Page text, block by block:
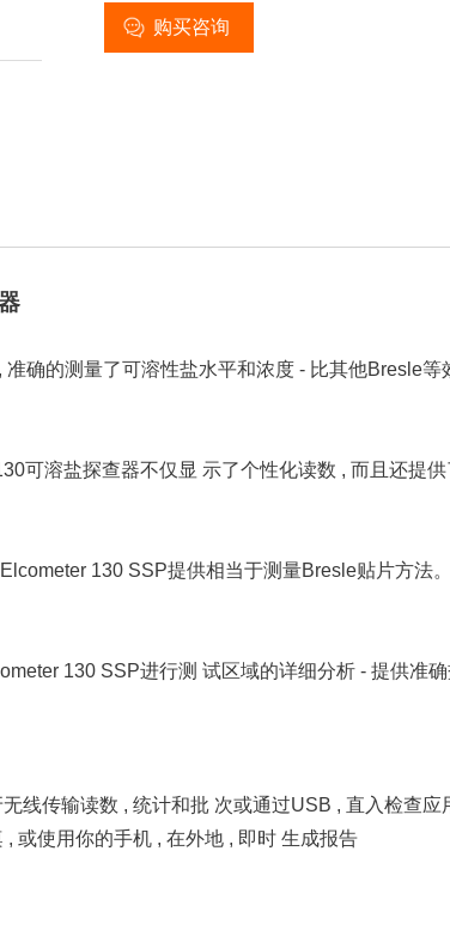
购买咨询
确的测量了可溶性盐水平和浓度 - 比其他Bresle等
可溶盐探查器不仅显 示了个性化读数 , 而且还提
130 SSP提供相当于测量Bresle贴片方法
130 SSP进行测 试区域的详细分析 - 提供准
线传输读数 , 统计和批 次或通过USB , 直入检查
或使用你的手机 , 在外地 , 即时 生成报告